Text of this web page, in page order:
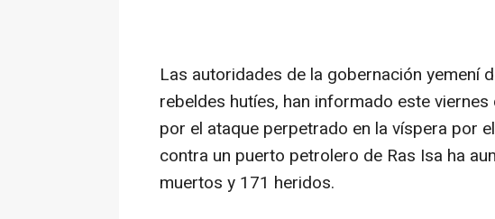
Las autoridades de la gobernación yemení
rebeldes hutíes, han informado este
por el ataque perpetrado en la víspera por
contra un puerto petrolero de Ras Isa ha
muertos y 171 heridos.